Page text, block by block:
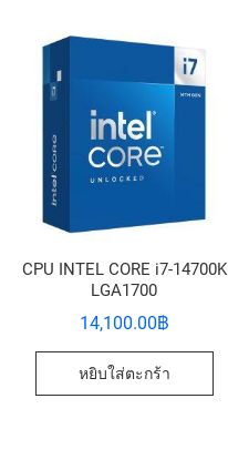
CPU INTEL CORE i7-14700K
LGA1700
14,100.00฿
หยิบใส่ตะกร้า